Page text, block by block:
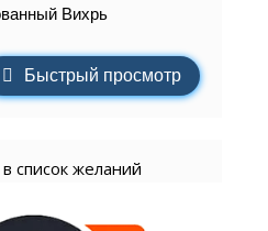
Вихрь
Быстрый просмотр
список желаний